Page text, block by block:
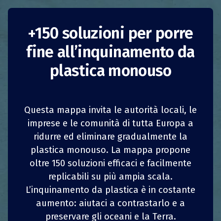
Contenitori per cibo
ECOBOX
Lussemburgo
Imprese
ECOBOXoffre contenitori multiuso, in modalità
“vuoto a rendere su cauzione”, che possono
essere utilizzati sia per il cibo da asporto, sia
per portare a casa ciò che è avanzato al
ristorante o in mensa. I contenitori sono
realizzati in polibutilene tereftalato (PBT) con
coperchio in PET e sono disponibili in due
misure: 500 ml e 1 litro.
1 CONDIVIDI z CONDIVIDI
4 CONDIVIDI CONDIVIDI
+150 soluzioni per porre
fine all’inquinamento da
plastica monouso
Questa mappa invita le autorità locali, le
imprese e le comunità di tutta Europa a
ridurre ed eliminare gradualmente la
plastica monouso. La mappa propone
oltre 150 soluzioni efficaci e facilmente
replicabili su più ampia scala.
L’inquinamento da plastica è in costante
aumento: aiutaci a contrastarlo e a
preservare gli oceani e la Terra.
1 CONDIVIDI z CONDIVIDI
4 CONDIVIDI CONDIVIDI